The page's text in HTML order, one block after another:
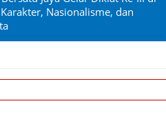
Nasionalisme, dan